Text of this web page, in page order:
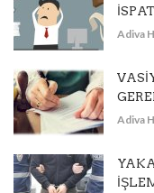
Adiva
Adiva